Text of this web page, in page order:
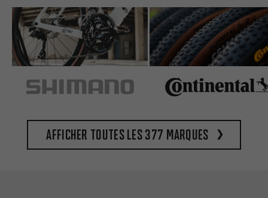
Afficher toutes les 377 marques